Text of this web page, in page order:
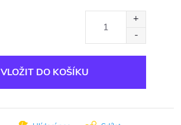
VLOŽIT DO KOŠÍKU